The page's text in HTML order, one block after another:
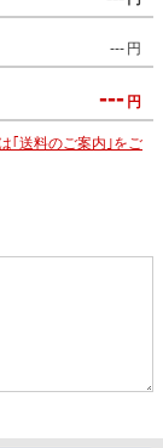
--- 円
--- 円
｢送料のご案内｣をご